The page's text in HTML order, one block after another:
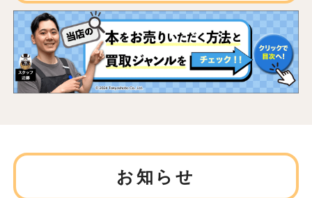
お知らせ